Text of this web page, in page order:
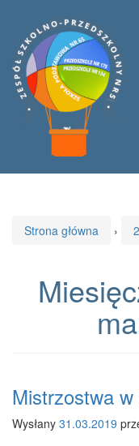
treści
menu
głównego
Strona główna ›
Mistrzostwa w
Wysłany 31.03.2019